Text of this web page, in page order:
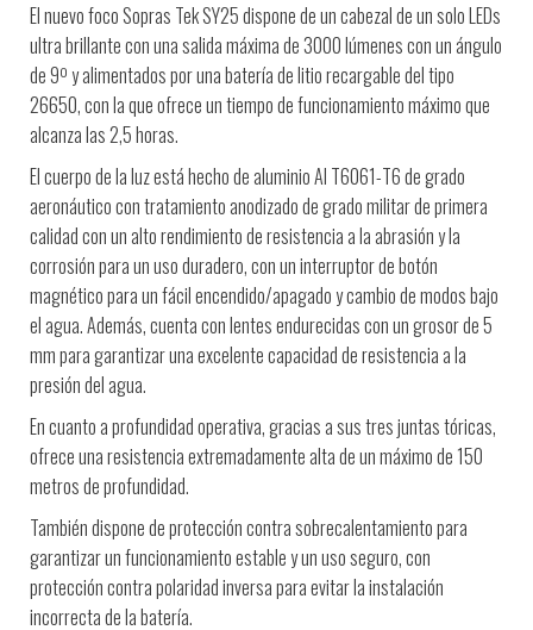
El nuevo foco Sopras Tek SY25 dispone de un cabezal de un solo LEDs
ultra brillante con una salida máxima de 3000 lúmenes con un ángulo
de 9º y alimentados por una batería de litio recargable del tipo
26650, con la que ofrece un tiempo de funcionamiento máximo que
alcanza las 2,5 horas.
El cuerpo de la luz está hecho de aluminio AI T6061-T6 de grado
aeronáutico con tratamiento anodizado de grado militar de primera
calidad con un alto rendimiento de resistencia a la abrasión y la
corrosión para un uso duradero, con un interruptor de botón
magnético para un fácil encendido/apagado y cambio de modos bajo
el agua. Además, cuenta con lentes endurecidas con un grosor de 5
mm para garantizar una excelente capacidad de resistencia a la
presión del agua.
En cuanto a profundidad operativa, gracias a sus tres juntas tóricas,
ofrece una resistencia extremadamente alta de un máximo de 150
metros de profundidad.
También dispone de protección contra sobrecalentamiento para
garantizar un funcionamiento estable y un uso seguro, con
protección contra polaridad inversa para evitar la instalación
incorrecta de la batería.